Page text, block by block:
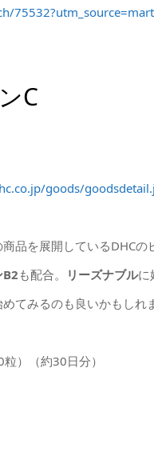
C
goods/
品を展開しているDHC
B2も配合。 リーズナブルに
てみるのも良いかもしれ
）（約30日分）